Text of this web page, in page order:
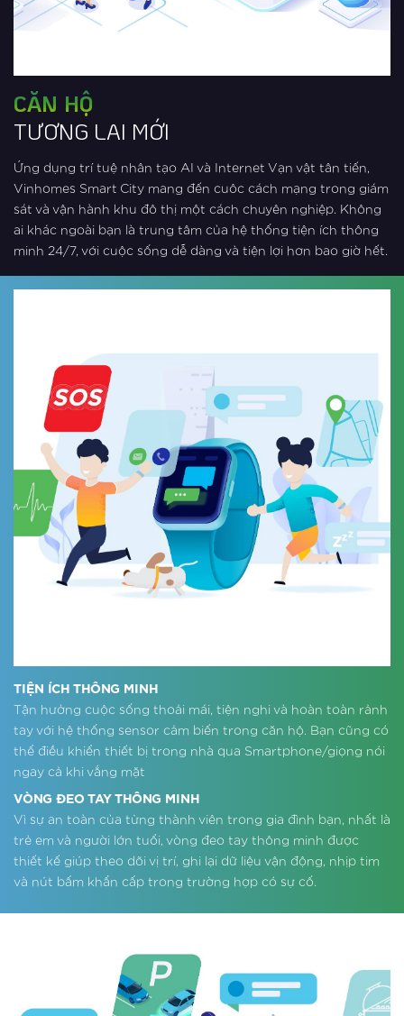
CĂN HỘ
TƯƠNG LAI MỚI
Ứng dụng trí tuệ nhân tạo AI và Internet Vạn vật tân tiến,
Vinhomes Smart City mang đến cuôc cách mạng trong giám
sát và vận hành khu đô thị một cách chuyên nghiệp. Không
ai khác ngoài bạn là trung tâm của hệ thống tiện ích thông
minh 24/7, với cuộc sống dễ dàng và tiện lợi hơn bao giờ hết.
TIỆN ÍCH THÔNG MINH
Tận hưởng cuộc sống thoải mái, tiện nghi và hoàn toàn rảnh
tay với hệ thống sensor cảm biến trong căn hộ. Bạn cũng có
thể điều khiển thiết bị trong nhà qua Smartphone/giọng nói
ngay cả khi vắng mặt
VÒNG ĐEO TAY THÔNG MINH
Vì sự an toàn của từng thành viên trong gia đình bạn, nhất là
trẻ em và người lớn tuổi, vòng đeo tay thông minh được
thiết kế giúp theo dõi vị trí, ghi lại dữ liệu vận động, nhịp tim
và nút bấm khẩn cấp trong trường hợp có sự cố.